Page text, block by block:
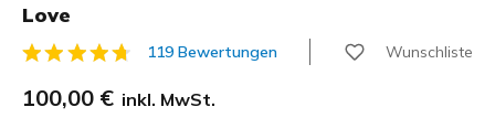
Love
4,5 von 5 Kundenbewertungen
119 Bewertungen Wunschliste
100,00 € inkl. MwSt.